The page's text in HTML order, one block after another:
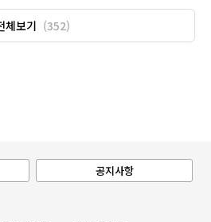
체보기 (352)
공지사항